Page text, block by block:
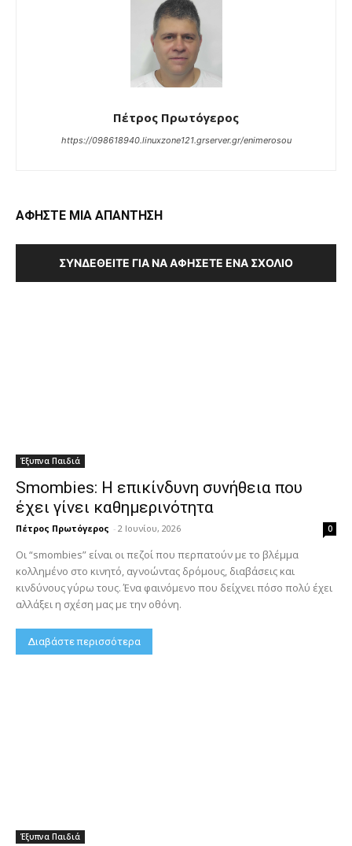
Πέτρος Πρωτόγερος
https://098618940.linuxzone121.grserver.gr/enimerosou
ΑΦΗΣΤΕ ΜΙΑ ΑΠΑΝΤΗΣΗ
ΣΥΝΔΕΘΕΊΤΕ ΓΙΑ ΝΑ ΑΦΉΣΕΤΕ ΈΝΑ ΣΧΌΛΙΟ
Έξυπνα Παιδιά
Smombies: Η επικίνδυνη συνήθεια που
έχει γίνει καθημερινότητα
Πέτρος Πρωτόγερος - 2 Ιουνίου, 2026 0
Οι “smombies” είναι οι πεζοί που περπατούν με το βλέμμα
κολλημένο στο κινητό, αγνοώντας δρόμους, διαβάσεις και
κινδύνους γύρω τους. Ένα φαινόμενο που δείχνει πόσο πολύ έχει
αλλάξει η σχέση μας με την οθόνη.
Διαβάστε περισσότερα
Έξυπνα Παιδιά